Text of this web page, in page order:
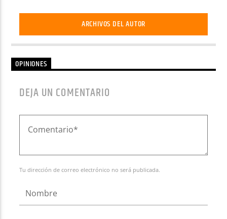
ARCHIVOS DEL AUTOR
OPINIONES
DEJA UN COMENTARIO
Tu dirección de correo electrónico no será publicada.